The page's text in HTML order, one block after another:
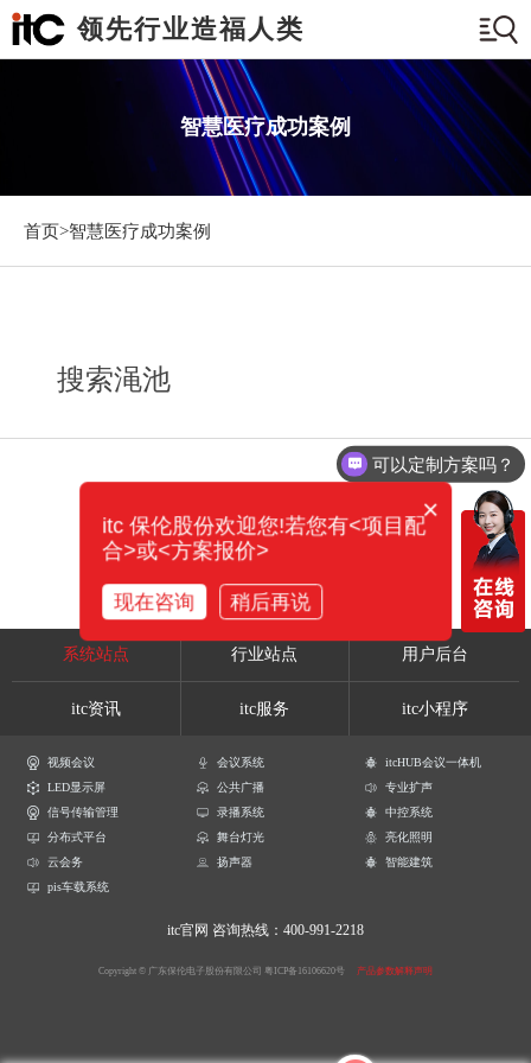
领先行业造福人类
智慧医疗成功案例
首页>智慧医疗成功案例
搜索渑池
系统站点 行业站点 用户后台
itc资讯 itc服务 itc小程序
视频会议 会议系统
itcHUB会议一体机
LED显示屏
公共广播
专业扩声
信号传输管理
录播系统
中控系统
分布式平台
舞台灯光
亮化照明
云会务
扬声器
智能建筑
pis车载系统
itc官网 咨询热线：400-991-2218
Copyright © 广东保伦电子股份有限公司 粤ICP备16106620号 产品参数解释声明
可以定制方案吗？
×
itc 保伦股份欢迎您!若您有<项目配
合>或<方案报价>
现在咨询 稍后再说